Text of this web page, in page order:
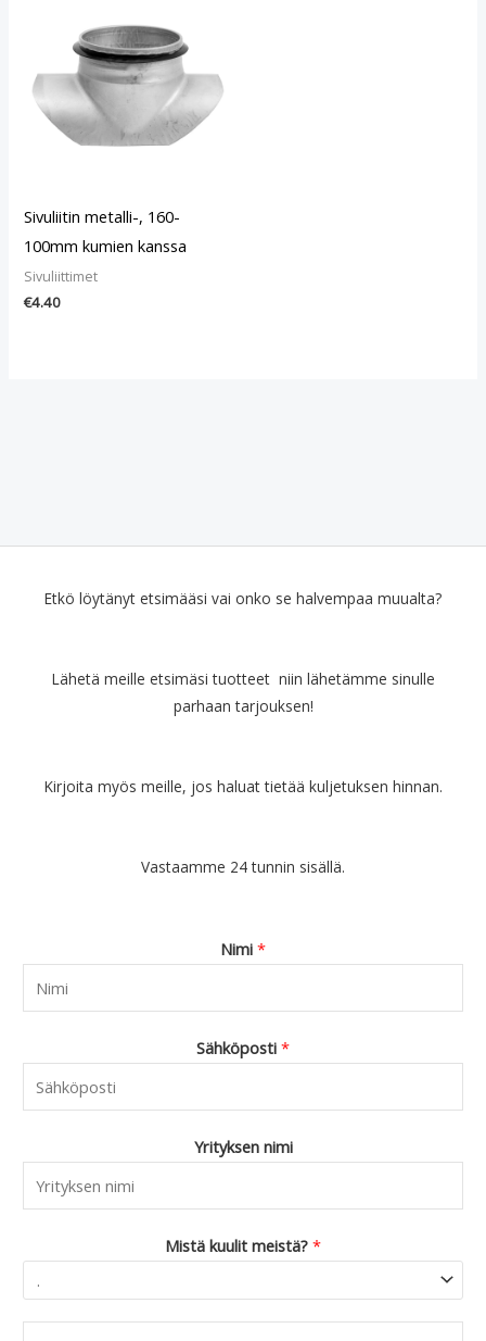
Sivuliitin metalli-, 160-
100mm kumien kanssa
Sivuliittimet
€4.40
Etkö löytänyt etsimääsi vai onko se halvempaa muualta?
Lähetä meille etsimäsi tuotteet niin lähetämme sinulle
parhaan tarjouksen!
Kirjoita myös meille, jos haluat tietää kuljetuksen hinnan.
Vastaamme 24 tunnin sisällä.
Nimi *
Sähköposti *
Yrityksen nimi
Mistä kuulit meistä? *